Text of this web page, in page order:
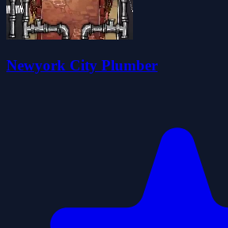
Newyork City Plumber